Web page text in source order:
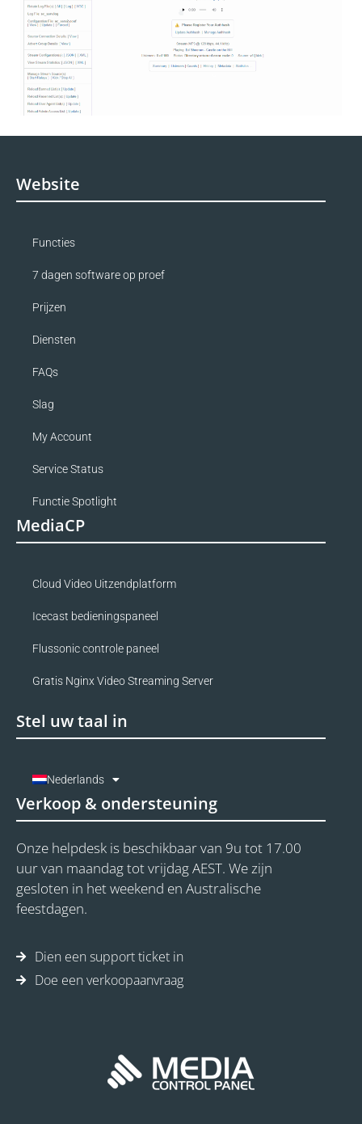
Website
Functies
7 dagen software op proef
Prijzen
Diensten
FAQs
Slag
My Account
Service Status
Functie Spotlight
MediaCP
Cloud Video Uitzendplatform
Icecast bedieningspaneel
Flussonic controle paneel
Gratis Nginx Video Streaming Server
Stel uw taal in
Nederlands
Verkoop & ondersteuning
Onze helpdesk is beschikbaar van 9u tot 17.00
uur van maandag tot vrijdag AEST. We zijn
gesloten in het weekend en Australische
feestdagen.
Dien een support ticket in
Doe een verkoopaanvraag